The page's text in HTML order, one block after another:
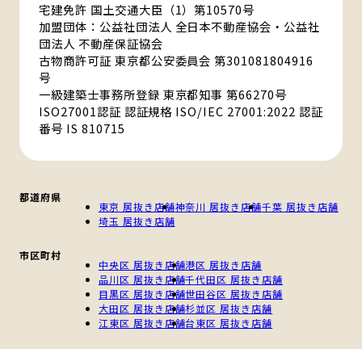
宅建免許 国土交通大臣（1）第10570号
加盟団体：公益社団法人 全日本不動産協会・公益社
団法人 不動産保証協会
古物商許可証 東京都公安委員会 第301081804916
号
一級建築士事務所登録 東京都知事 第66270号
ISO27001認証 認証規格 ISO/IEC 27001:2022 認証
番号 IS 810715
都道府県
東京 居抜き店舗神奈川 居抜き店舗千葉 居抜き店舗
埼玉 居抜き店舗
市区町村
中央区 居抜き店舗港区 居抜き店舗
品川区 居抜き店舗千代田区 居抜き店舗
目黒区 居抜き店舗世田谷区 居抜き店舗
大田区 居抜き店舗杉並区 居抜き店舗
江東区 居抜き店舗台東区 居抜き店舗